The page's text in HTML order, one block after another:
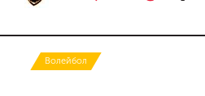
Волейбол